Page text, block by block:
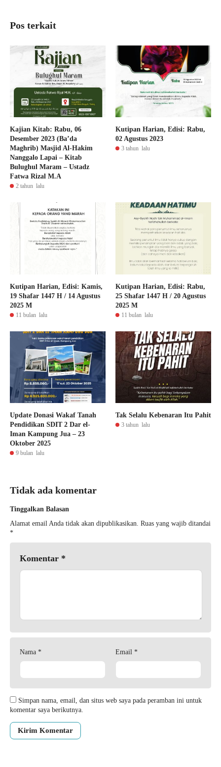
Pos terkait
Kajian Kitab: Rabu, 06
Desember 2023 (Ba’da
Maghrib) Masjid Al-Hakim
Nanggalo Lapai – Kitab
Bulughul Maram – Ustadz
Fatwa Rizal M.A
2 tahun lalu
Kutipan Harian, Edisi: Rabu,
02 Agustus 2023
3 tahun lalu
Kutipan Harian, Edisi: Kamis,
19 Shafar 1447 H / 14 Agustus
2025 M
11 bulan lalu
Kutipan Harian, Edisi: Rabu,
25 Shafar 1447 H / 20 Agustus
2025 M
11 bulan lalu
Update Donasi Wakaf Tanah
Pendidikan SDIT 2 Dar el-
Iman Kampung Jua – 23
Oktober 2025
9 bulan lalu
Tak Selalu Kebenaran Itu Pahit
3 tahun lalu
Tidak ada komentar
Tinggalkan Balasan
Alamat email Anda tidak akan dipublikasikan. Ruas yang wajib ditandai
*
Komentar *
Nama * Email *
Simpan nama, email, dan situs web saya pada peramban ini untuk
komentar saya berikutnya.